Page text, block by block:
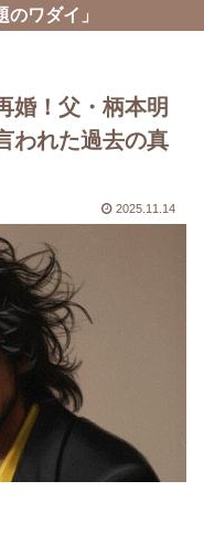
ワダイ」
婚！父・柄本明
われた過去の真
2025.11.14